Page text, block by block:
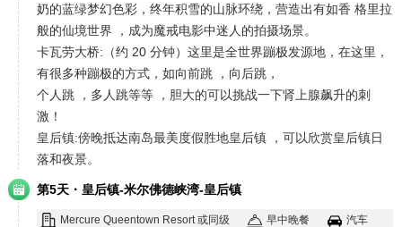
奶的蓝绿梦幻色彩，终年积雪的山脉环绕，营造出有如香 格里拉
般的仙境世界 ，成为魔戒电影中迷人的拍摄场景。
卡瓦劳大桥:（约 20 分钟）这里是全世界蹦极发源地，在这里，
有很多种蹦极的方式，如向前跳 ，向后跳，
个人跳 ，多人跳等等 ，胆大的可以挑战一下肾上腺飙升的刺
激！
皇后镇:傍晚抵达南岛最美度假胜地皇后镇 ，可以欣赏皇后镇日
落和夜景。
第5天 · 皇后镇-米尔佛德峡湾-皇后镇
Mercure Queentown Resort 或同级 早中晚餐 汽车